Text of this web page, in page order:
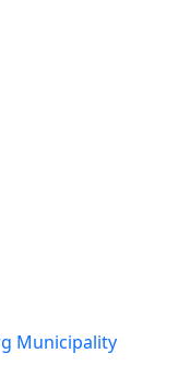
Municipality